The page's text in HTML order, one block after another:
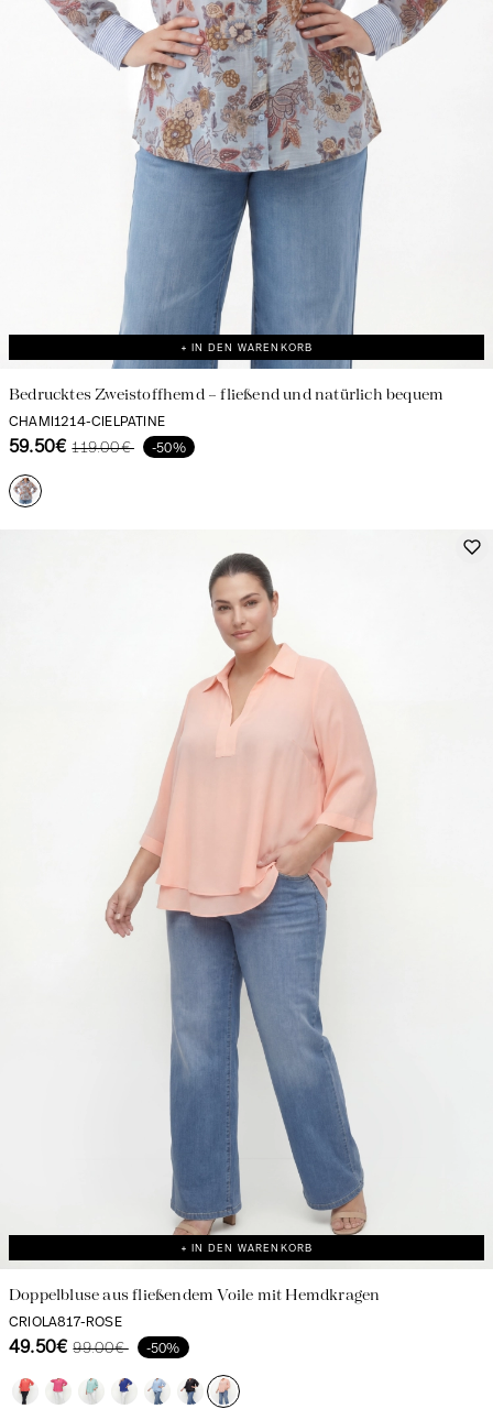
Entdecken Sie unser Universum
+ IN DEN WARENKORB
Bedrucktes Zweistoffhemd – fließend und natürlich bequem
CHAMI1214-CIELPATINE
59.50€ 119.00€ -50%
+ IN DEN WARENKORB
Doppelbluse aus fließendem Voile mit Hemdkragen
CRIOLA817-ROSE
49.50€ 99.00€ -50%